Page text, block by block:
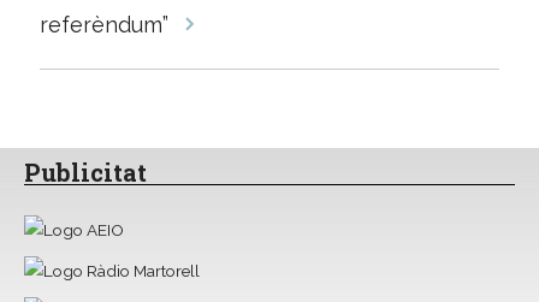
referèndum”
Publicitat